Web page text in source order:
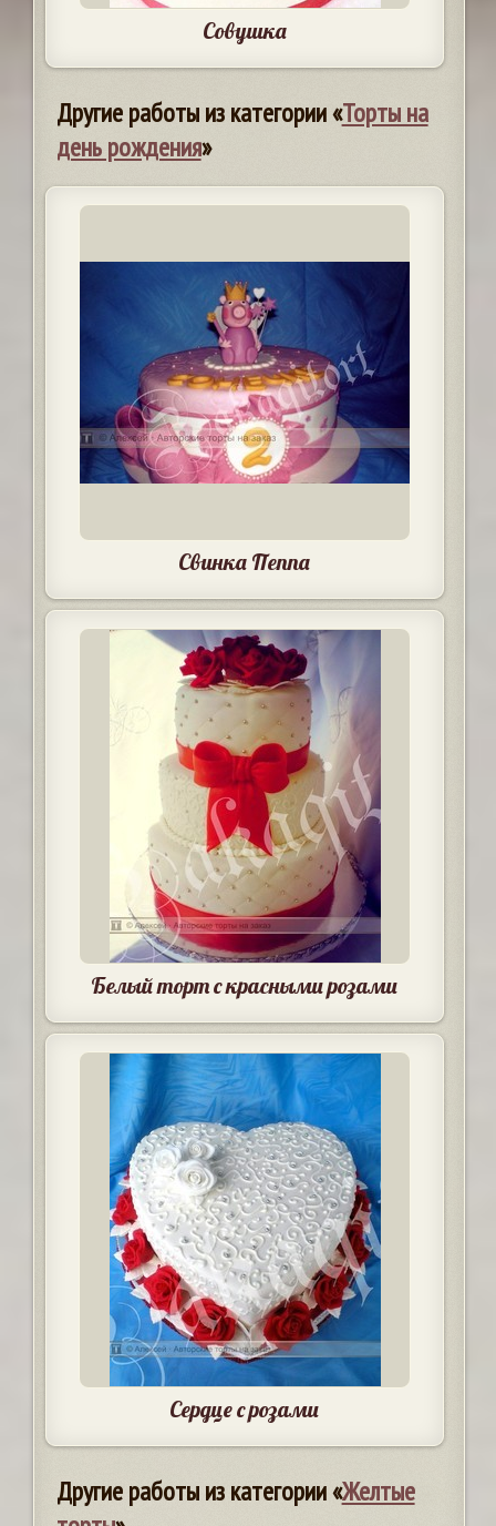
Совушка
Другие работы из категории «Торты на
день рождения»
Свинка Пеппа
Белый торт с красными розами
Сердце с розами
Другие работы из категории «Желтые